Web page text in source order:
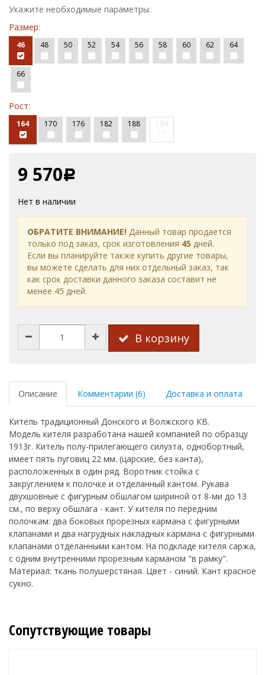
Укажите необходимые параметры:
Размер:
46 48 50 52 54 56 58 60 62 64
66
Рост:
164 170 176 182 188 194
9 570Р
Нет в наличии
ОБРАТИТЕ ВНИМАНИЕ! Данный товар продается
только под заказ, срок изготовления 45 дней.
Если вы планируйте также купить другие товары,
вы можете сделать для них отдельный заказ, так
как срок доставки данного заказа составит не
менее 45 дней.
В корзину
Описание Комментарии (6) Доставка и оплата
Китель традиционный Донского и Волжского КВ.
Модель кителя разработана нашей компанией по образцу
1913г. Китель полу-прилегающего силуэта, однобортный,
имеет пять пуговиц 22 мм. (царские, без канта),
расположенных в один ряд. Воротник стойка с
закруглением к полочке и отделанный кантом. Рукава
двухшовные с фигурным обшлагом шириной от 8-ми до 13
см., по верху обшлага - кант. У кителя по передним
полочкам: два боковых прорезных кармана с фигурными
клапанами и два нагрудных накладных кармана с фигурными
клапанами отделанными кантом. На подкладе кителя саржа,
с одним внутренними прорезным карманом "в рамку".
Материал: ткань полушерстяная. Цвет - синий. Кант красное
сукно.
Сопутствующие товары